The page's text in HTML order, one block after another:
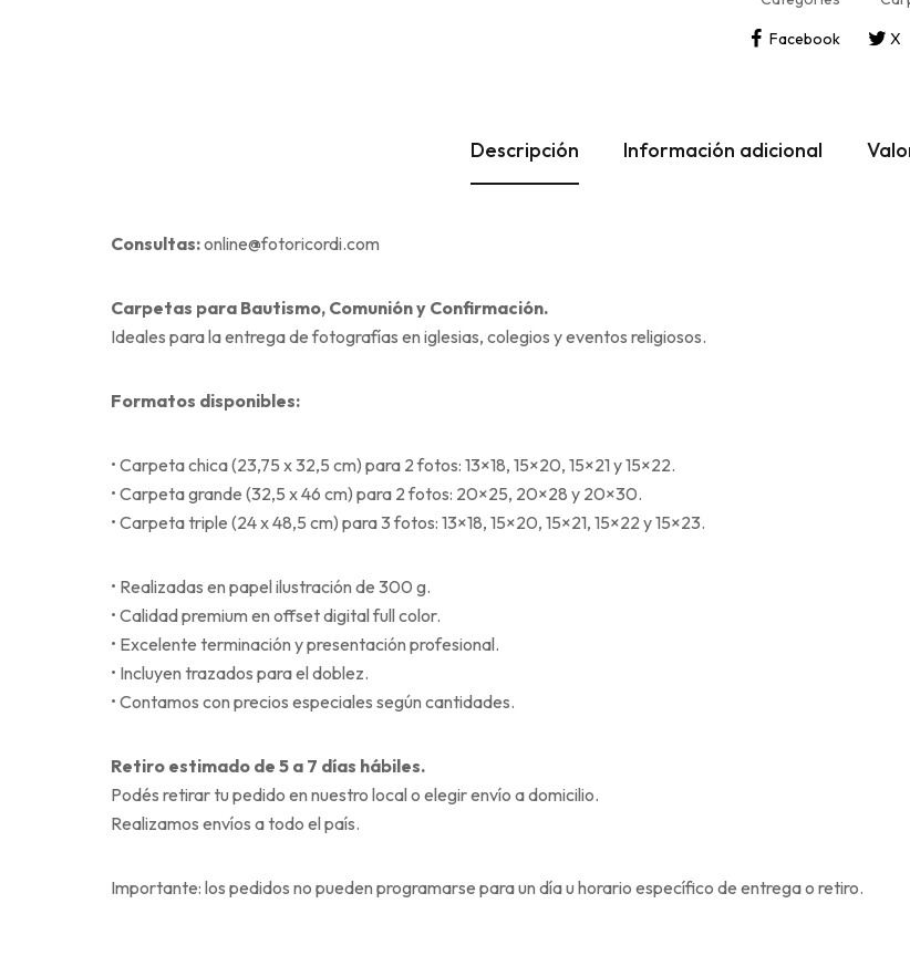
Facebook
X
Descripción Información adicional
Consultas:online@fotoricordi.com
Carpetas para Bautismo, Comunión y Confirmación.
Ideales para la entrega de fotografías en iglesias, colegios y eventos religiosos.
Formatos disponibles:
• Carpeta chica (23,75 x 32,5 cm) para 2 fotos: 13×18, 15×20, 15×21 y 15×22.
• Carpeta grande (32,5 x 46 cm) para 2 fotos: 20×25, 20×28 y 20×30.
• Carpeta triple (24 x 48,5 cm) para 3 fotos: 13×18, 15×20, 15×21, 15×22 y 15×23.
• Realizadas en papel ilustración de 300 g.
• Calidad premium en offset digital full color.
• Excelente terminación y presentación profesional.
• Incluyen trazados para el doblez.
• Contamos con precios especiales según cantidades.
Retiro estimado de 5 a 7 días hábiles.
Podés retirar tu pedido en nuestro local o elegir envío a domicilio.
Realizamos envíos a todo el país.
Importante: los pedidos no pueden programarse para un día u horario específico de entrega o retiro.